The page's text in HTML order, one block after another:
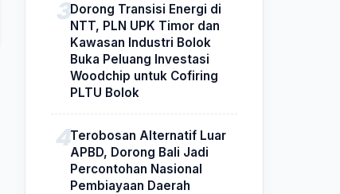
Dorong Transisi Energi di
NTT, PLN UPK Timor dan
Kawasan Industri Bolok
Buka Peluang Investasi
Woodchip untuk Cofiring
PLTU Bolok
Terobosan Alternatif Luar
APBD, Dorong Bali Jadi
Percontohan Nasional
Pembiayaan Daerah